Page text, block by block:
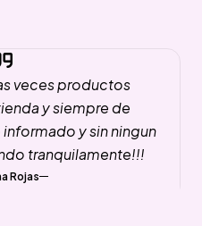
veces productos
y siempre de
y sin ningun
tranquilamente!!!
Rojas